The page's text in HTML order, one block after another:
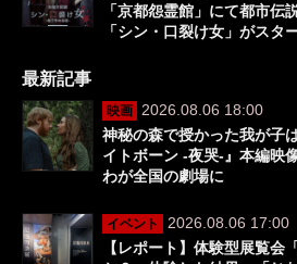
「京都怨霊館」にて都市伝
「シン・口裂け女」がスタ
最新記事
映画
2026.08.06 18:00
神秘の森で授かった我が子
イトボーン -夜哭-』本編映
わが全国の劇場に
イベント
2026.08.06 17:00
【レポート】体験型展覧会